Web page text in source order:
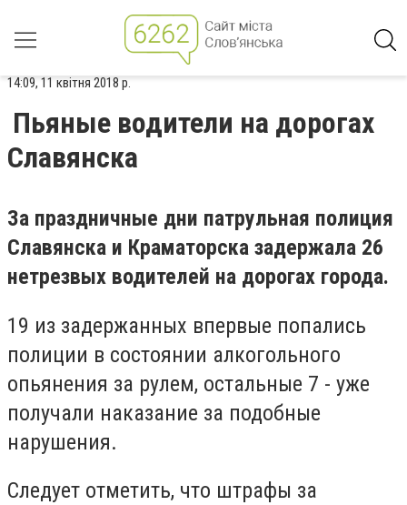
14:09, 11 квітня 2018 р.
Пьяные водители на дорогах
Славянска
За праздничные дни патрульная полиция
Славянска и Краматорска задержала 26
нетрезвых водителей на дорогах города.
19 из задержанных впервые попались
полиции в состоянии алкогольного
опьянения за рулем, остальные 7 - уже
получали наказание за подобные
нарушения.
Следует отметить, что штрафы за